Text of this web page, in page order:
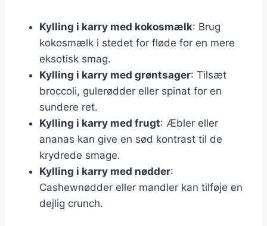
Kylling i karry med kokosmælk: Brug
kokosmælk i stedet for fløde for en mere
eksotisk smag.
Kylling i karry med grøntsager: Tilsæt
broccoli, gulerødder eller spinat for en
sundere ret.
Kylling i karry med frugt: Æbler eller
ananas kan give en sød kontrast til de
krydrede smage.
Kylling i karry med nødder:
Cashewnødder eller mandler kan tilføje en
dejlig crunch.